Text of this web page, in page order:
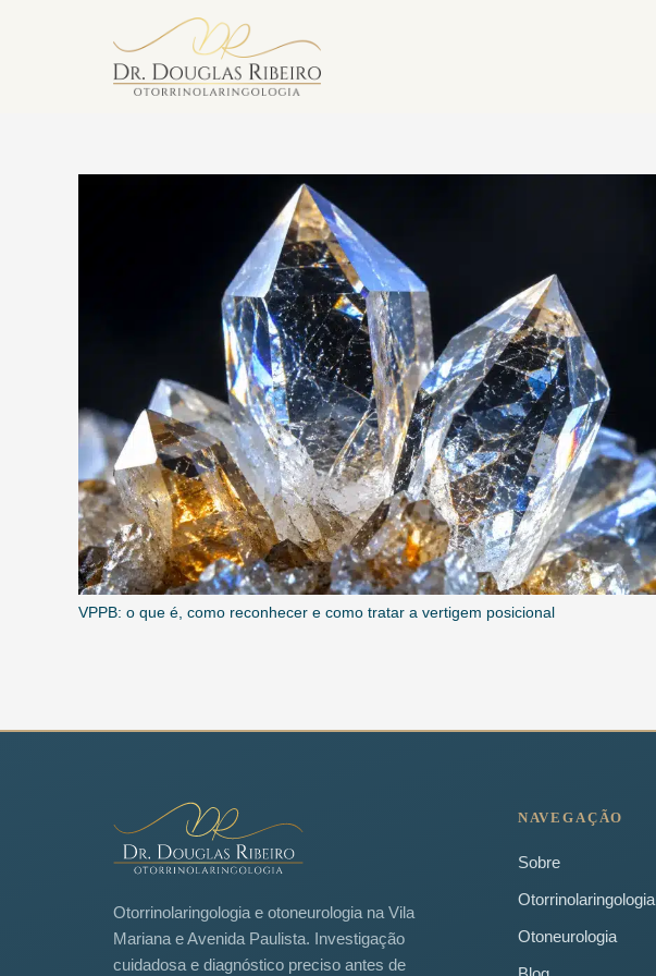
Vila Mariana Av. Paulista — Bela Vista
VPPB: o que é, como reconhecer e como tratar a vertigem posicional
Otorrinolaringologia e otoneurologia na Vila
Mariana e Avenida Paulista. Investigação
cuidadosa e diagnóstico preciso antes de
NAVEGAÇÃO
Sobre
Otorrinolaringologia
Otoneurologia